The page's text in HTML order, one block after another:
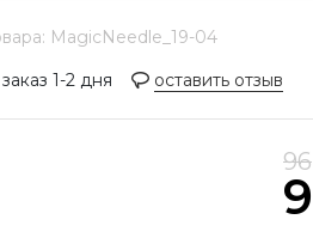
MagicNeedle_19-04
1-2 дня
оставить отзыв
96